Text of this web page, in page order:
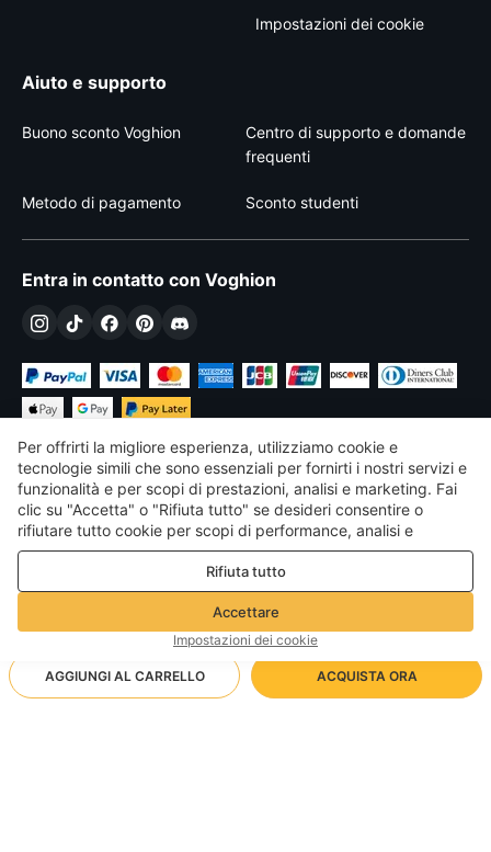
AGGIUNGI AL CARRELLO ACQUISTA ORA
Impostazioni dei cookie
Aiuto e supporto
Buono sconto Voghion
Centro di supporto e domande
frequenti
Metodo di pagamento Sconto studenti
Entra in contatto con Voghion
€ EUR Italy
©2026 Voghion
Termini & Condizioni
Politica sulla privacy e sui cookie
Linee guida della community
Per offrirti la migliore esperienza, utilizziamo cookie e
tecnologie simili che sono essenziali per fornirti i nostri servizi e
funzionalità e per scopi di prestazioni, analisi e marketing. Fai
clic su "Accetta" o "Rifiuta tutto" se desideri consentire o
rifiutare tutto cookie per scopi di performance, analisi e
marketing. Per maggiori dettagli consultare la nostraPolitica
Rifiuta tutto
Accettare
Impostazioni dei cookie